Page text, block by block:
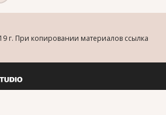
г. При копировании материалов ссылка